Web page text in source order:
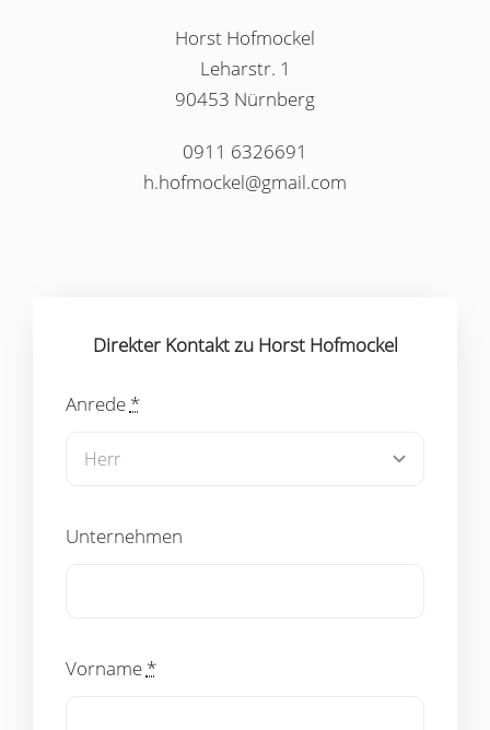
Horst Hofmockel
Leharstr. 1
90453 Nürnberg
0911 6326691
h.hofmockel@gmail.com
Direkter Kontakt zu Horst Hofmockel
Anrede *
Unternehmen
Vorname *